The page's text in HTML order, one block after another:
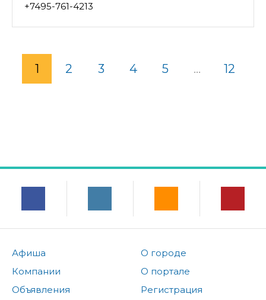
+7495-761-4213
1 2 3 4 5 ... 12
Афиша
Компании
Объявления
О городе
О портале
Регистрация